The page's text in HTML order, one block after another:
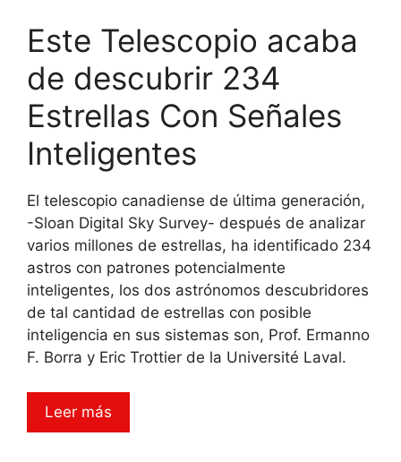
Este Telescopio acaba
de descubrir 234
Estrellas Con Señales
Inteligentes
El telescopio canadiense de última generación,
-Sloan Digital Sky Survey- después de analizar
varios millones de estrellas, ha identificado 234
astros con patrones potencialmente
inteligentes, los dos astrónomos descubridores
de tal cantidad de estrellas con posible
inteligencia en sus sistemas son, Prof. Ermanno
F. Borra y Eric Trottier de la Université Laval.
Leer más